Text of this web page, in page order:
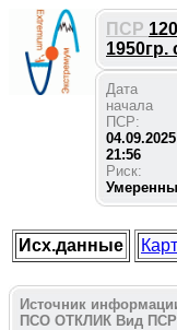
ПСР
1950гр.
Дата
начала
ПСР:
04.09.2025
21:56
Риск:
Исх.данные
Источник
ПСО ОТКЛИК Вид